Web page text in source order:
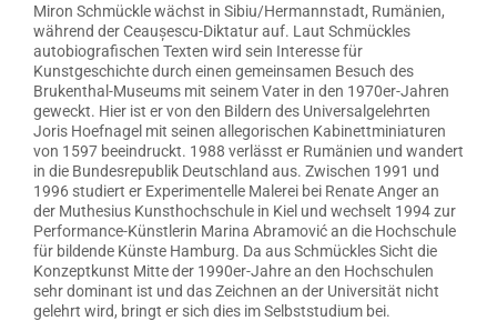
Miron Schmückle wächst in Sibiu/Hermannstadt, Rumänien,
während der Ceaușescu-Diktatur auf. Laut Schmückles
autobiografischen Texten wird sein Interesse für
Kunstgeschichte durch einen gemeinsamen Besuch des
Brukenthal-Museums mit seinem Vater in den 1970er-Jahren
geweckt. Hier ist er von den Bildern des Universalgelehrten
Joris Hoefnagel mit seinen allegorischen Kabinettminiaturen
von 1597 beeindruckt. 1988 verlässt er Rumänien und wandert
in die Bundesrepublik Deutschland aus. Zwischen 1991 und
1996 studiert er Experimentelle Malerei bei Renate Anger an
der Muthesius Kunsthochschule in Kiel und wechselt 1994 zur
Performance-Künstlerin Marina Abramović an die Hochschule
für bildende Künste Hamburg. Da aus Schmückles Sicht die
Konzeptkunst Mitte der 1990er-Jahre an den Hochschulen
sehr dominant ist und das Zeichnen an der Universität nicht
gelehrt wird, bringt er sich dies im Selbststudium bei.